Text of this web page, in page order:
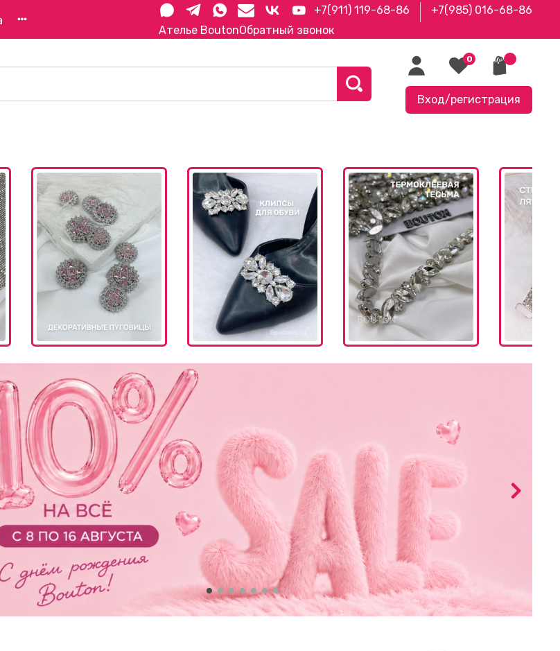
Ателье BoutonОбратный звонок
+7(911) 119-68-86 +7(985) 016-68-86
0
Вход/регистрация